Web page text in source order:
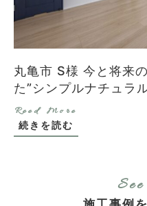
丸亀市 S様 今と将来
た”シンプルナチュラ
続きを読む